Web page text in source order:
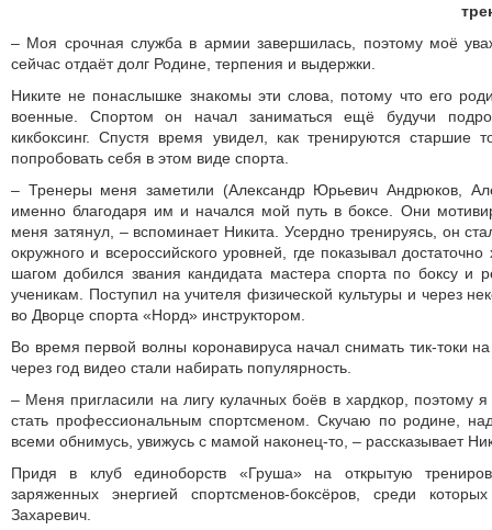
– Моя срочная служба в армии завершилась, поэтому моё
сейчас отдаёт долг Родине, терпения и выдержки.
Никите не понаслышке знакомы эти слова, потому что его
военные. Спортом он начал заниматься ещё будучи
кикбоксинг. Спустя время увидел, как тренируются
попробовать себя в этом виде спорта.
– Тренеры меня заметили (Александр Юрьевич Андрюков,
именно благодаря им и начался мой путь в боксе. Они
меня затянул, – вспоминает Никита. Усердно тренируясь, он
окружного и всероссийского уровней, где показывал
шагом добился звания кандидата мастера спорта по боксу и
ученикам. Поступил на учителя физической культуры и через
во Дворце спорта «Норд» инструктором.
Во время первой волны коронавируса начал снимать тик-токи
через год видео стали набирать популярность.
– Меня пригласили на лигу кулачных боёв в хардкор, поэтому
стать профессиональным спортсменом. Скучаю по родине,
всеми обнимусь, увижусь с мамой наконец-то, – рассказывает
Придя в клуб единоборств «Груша» на открытую
заряженных энергией спортсменов-боксёров, среди
Захаревич.